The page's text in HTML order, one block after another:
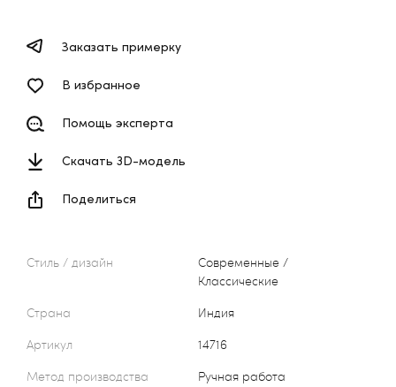
Стиль / дизайн
Современные /
Классические
Страна
Индия
Артикул
14716
Метод производства
Ручная работа
Заказать примерку
В избранное
Помощь эксперта
Скачать 3D-модель
Поделиться